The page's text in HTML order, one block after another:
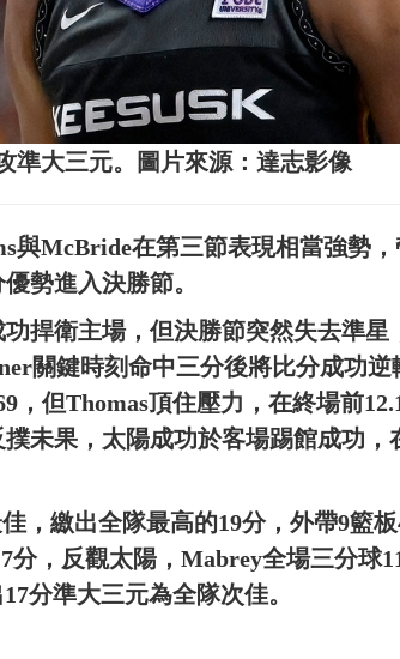
準大三元。圖片來源：達志影像
與McBride在第三節表現相當強勢
勢進入決勝節。
捍衛主場，但決勝節突然失去準星
關鍵時刻命中三分後將比分成功
，但Thomas頂住壓力，在終場前
未果，太陽成功於客場踢館成功，
，繳出全隊最高的19分，外帶9籃
分，反觀太陽，Mabrey全場三分球
分準大三元為全隊次佳。